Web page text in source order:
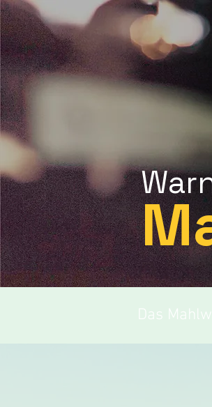
Das